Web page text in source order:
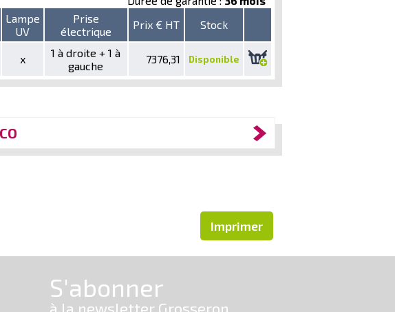
Lampe
UV
Prise
électrique
Prix € HT Stock
x
1 à droite + 1 à
gauche
7376,31 Disponible
Imprimer